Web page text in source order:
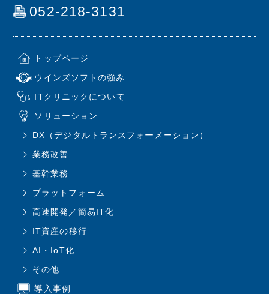
052-218-3131
トップページ
ウインズソフトの強み
ITクリニックについて
ソリューション
DX（デジタルトランスフォーメーション）
業務改善
基幹業務
プラットフォーム
高速開発／簡易IT化
IT資産の移行
AI・IoT化
その他
導入事例